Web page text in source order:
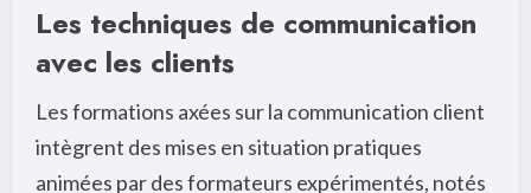
Les techniques de communication
avec les clients
Les formations axées sur la communication client
intègrent des mises en situation pratiques
animées par des formateurs expérimentés, notés